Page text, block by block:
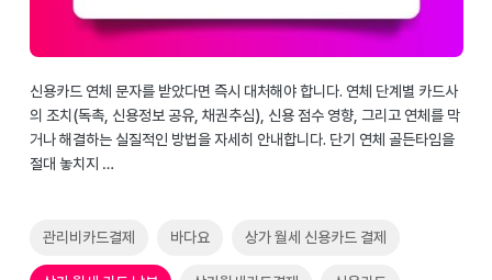
신용카드 연체 문자를 받았다면 즉시 대처해야 합니다. 연체 단계별 카드사
의 조치(독촉, 신용정보 공유, 채권추심), 신용 점수 영향, 그리고 연체를 막
거나 해결하는 실질적인 방법을 자세히 안내합니다. 단기 연체 골든타임을
절대 놓치지 …
관리비카드결제 바다요 상가 월세 신용카드 결제